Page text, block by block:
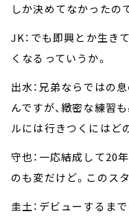
しか決めてなかったの
JK：でも即興とか生き
くなるっていうか。
出水：兄弟ならではの
んですが、緻密な練習
ルには行きつくにはど
守也：一応結成して20
のも変だけど。このス
圭土：デビューするま